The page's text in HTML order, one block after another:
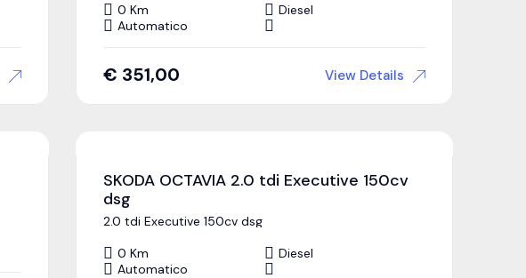
0 Km
Diesel
Automatico
€ 351,00 View Details
SKODA OCTAVIA 2.0 tdi Executive 150cv
dsg
2.0 tdi Executive 150cv dsg
0 Km
Diesel
Automatico